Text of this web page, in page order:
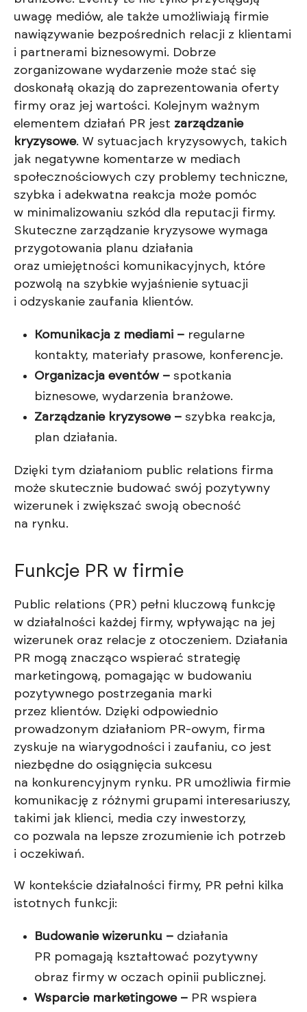
uwagę mediów, ale także umożliwiają firmie
nawiązywanie bezpośrednich relacji z klientami
i partnerami biznesowymi. Dobrze
zorganizowane wydarzenie może stać się
doskonałą okazją do zaprezentowania oferty
firmy oraz jej wartości. Kolejnym ważnym
elementem działań PR jest zarządzanie
kryzysowe. W sytuacjach kryzysowych, takich
jak negatywne komentarze w mediach
społecznościowych czy problemy techniczne,
szybka i adekwatna reakcja może pomóc
w minimalizowaniu szkód dla reputacji firmy.
Skuteczne zarządzanie kryzysowe wymaga
przygotowania planu działania
oraz umiejętności komunikacyjnych, które
pozwolą na szybkie wyjaśnienie sytuacji
i odzyskanie zaufania klientów.
Komunikacja z mediami – regularne
kontakty, materiały prasowe, konferencje.
Organizacja eventów – spotkania
biznesowe, wydarzenia branżowe.
Zarządzanie kryzysowe – szybka reakcja,
plan działania.
Dzięki tym działaniom public relations firma
może skutecznie budować swój pozytywny
wizerunek i zwiększać swoją obecność
na rynku.
Funkcje PR w firmie
Public relations (PR) pełni kluczową funkcję
w działalności każdej firmy, wpływając na jej
wizerunek oraz relacje z otoczeniem. Działania
PR mogą znacząco wspierać strategię
marketingową, pomagając w budowaniu
pozytywnego postrzegania marki
przez klientów. Dzięki odpowiednio
prowadzonym działaniom PR-owym, firma
zyskuje na wiarygodności i zaufaniu, co jest
niezbędne do osiągnięcia sukcesu
na konkurencyjnym rynku. PR umożliwia firmie
komunikację z różnymi grupami interesariuszy,
takimi jak klienci, media czy inwestorzy,
co pozwala na lepsze zrozumienie ich potrzeb
i oczekiwań.
W kontekście działalności firmy, PR pełni kilka
istotnych funkcji:
Budowanie wizerunku – działania
PR pomagają kształtować pozytywny
obraz firmy w oczach opinii publicznej.
Wsparcie marketingowe – PR wspiera